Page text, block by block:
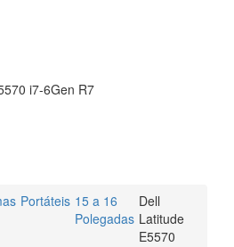
i7-6Gen R7
Portáteis 15 a 16
Polegadas
Dell
Latitude
E5570